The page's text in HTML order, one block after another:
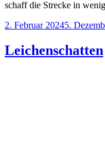
schaff die Strecke in
Veröffentlicht
2. Februar 20245.
Leichenschatten